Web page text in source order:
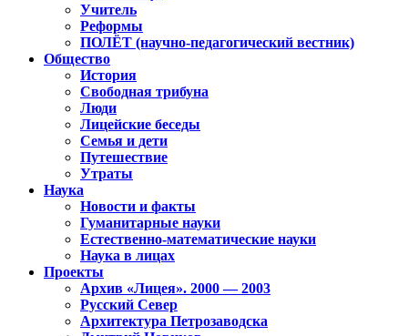
Учитель
Реформы
ПОЛЁТ (научно-педагогический вестник)
Общество
История
Свободная трибуна
Люди
Лицейские беседы
Семья и дети
Путешествие
Утраты
Наука
Новости и факты
Гуманитарные науки
Естественно-математические науки
Наука в лицах
Проекты
Архив «Лицея». 2000 — 2003
Русский Север
Архитектура Петрозаводска